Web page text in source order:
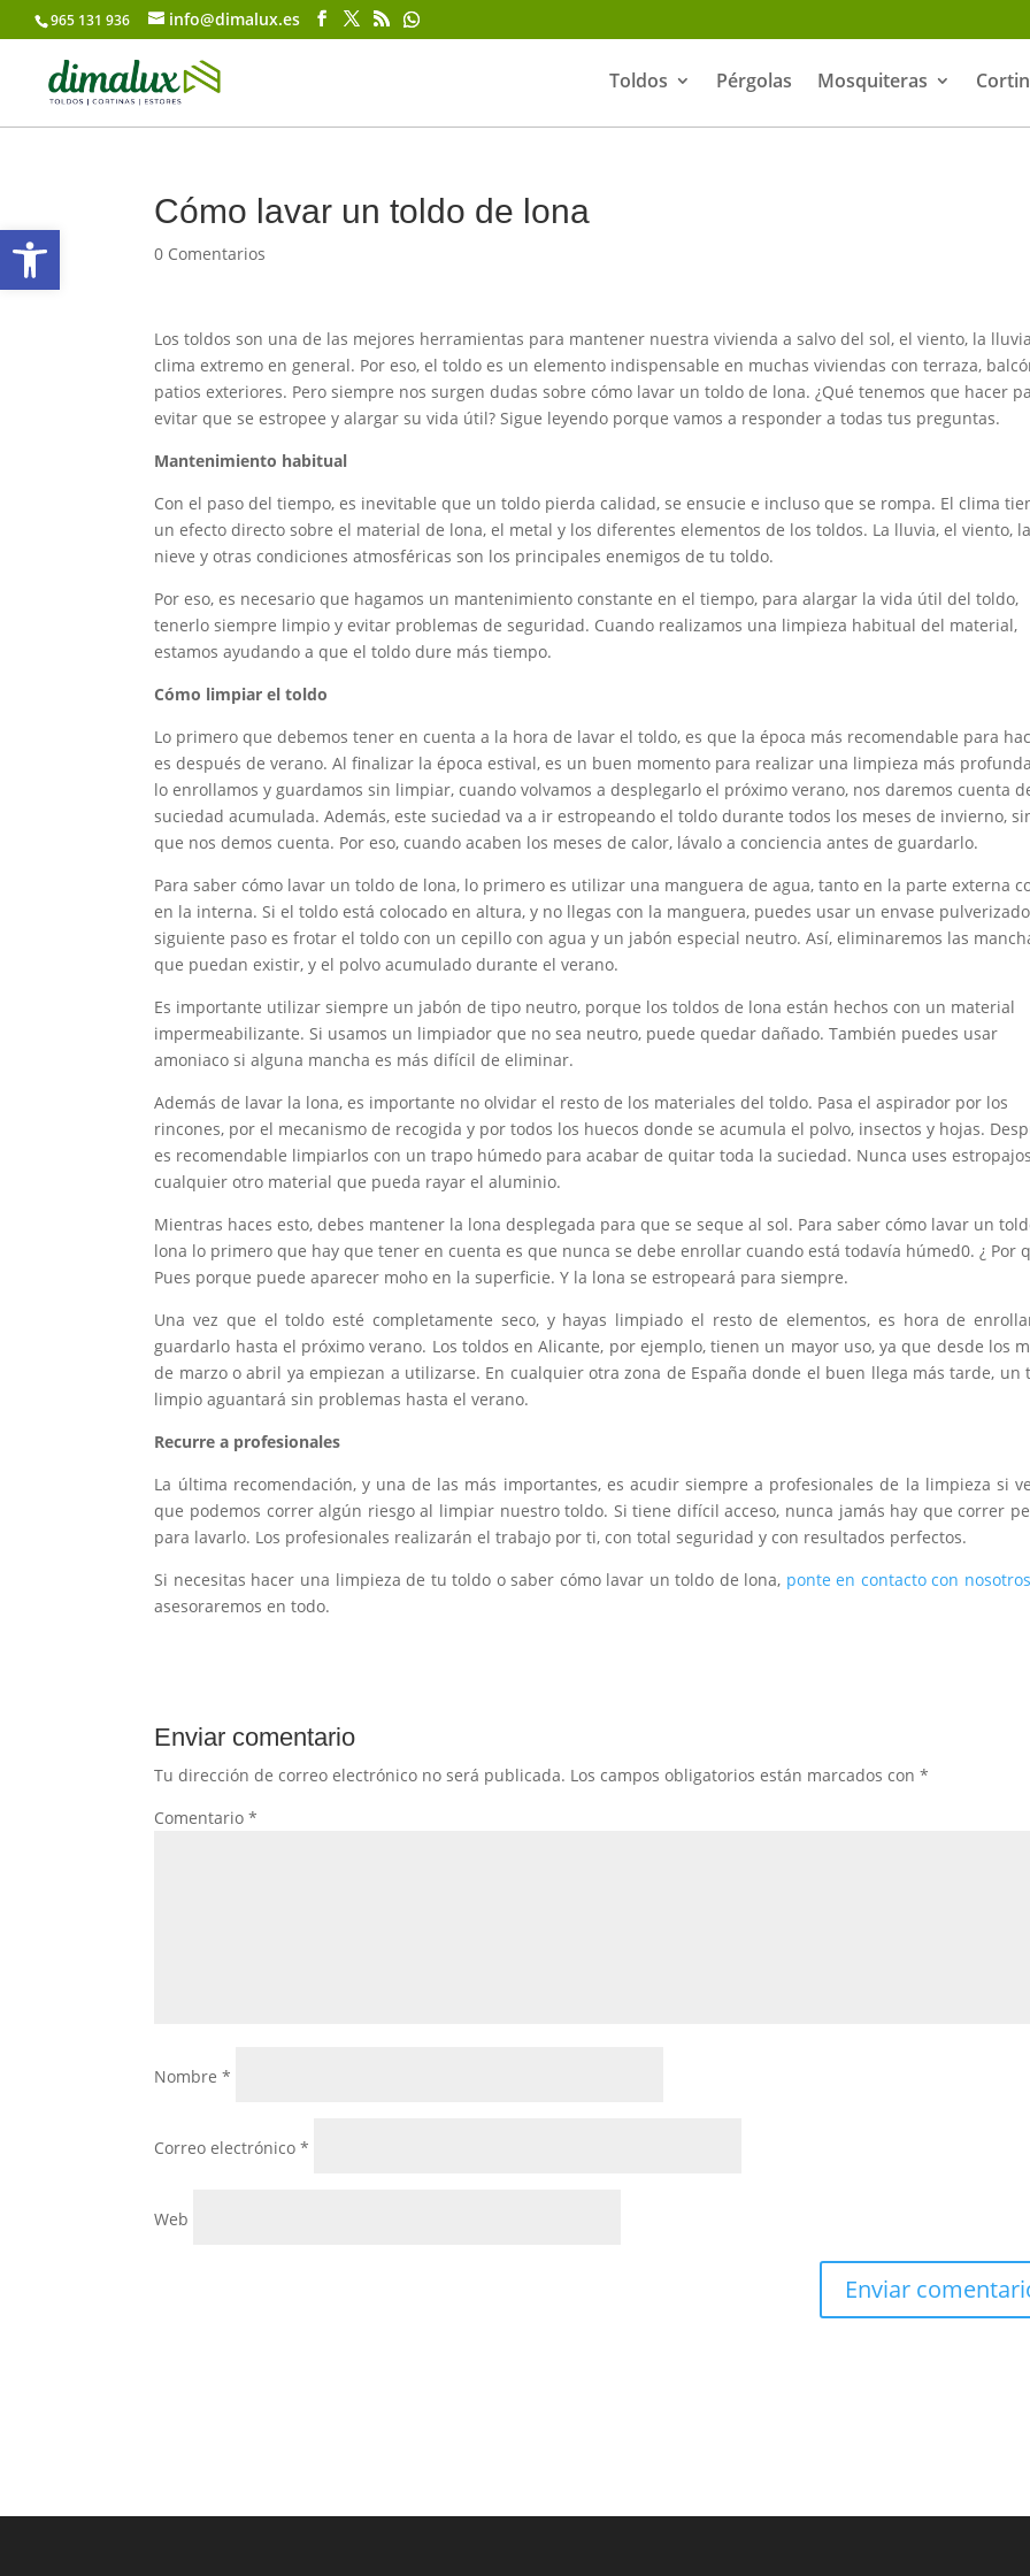
965 131 936 info@dimalux.es
Toldos Pérgolas Mosquiteras
Cómo lavar un toldo de lona
0 Comentarios
Los toldos son una de las mejores herramientas para mantener nuestra vivienda a salvo del sol, el viento, la
clima extremo en general. Por eso, el toldo es un elemento indispensable en muchas viviendas con terraza,
patios exteriores. Pero siempre nos surgen dudas sobre cómo lavar un toldo de lona. ¿Qué tenemos que hacer
evitar que se estropee y alargar su vida útil? Sigue leyendo porque vamos a responder a todas tus preguntas.
Mantenimiento habitual
Con el paso del tiempo, es inevitable que un toldo pierda calidad, se ensucie e incluso que se rompa. El clima
un efecto directo sobre el material de lona, el metal y los diferentes elementos de los toldos. La lluvia, el viento, la
nieve y otras condiciones atmosféricas son los principales enemigos de tu toldo.
Por eso, es necesario que hagamos un mantenimiento constante en el tiempo, para alargar la vida útil del toldo,
tenerlo siempre limpio y evitar problemas de seguridad. Cuando realizamos una limpieza habitual del material,
estamos ayudando a que el toldo dure más tiempo.
Cómo limpiar el toldo
Lo primero que debemos tener en cuenta a la hora de lavar el toldo, es que la época más recomendable para
es después de verano. Al finalizar la época estival, es un buen momento para realizar una limpieza más
lo enrollamos y guardamos sin limpiar, cuando volvamos a desplegarlo el próximo verano, nos daremos cuenta
suciedad acumulada. Además, este suciedad va a ir estropeando el toldo durante todos los meses de invierno,
que nos demos cuenta. Por eso, cuando acaben los meses de calor, lávalo a conciencia antes de guardarlo.
Para saber cómo lavar un toldo de lona, lo primero es utilizar una manguera de agua, tanto en la parte externa
en la interna. Si el toldo está colocado en altura, y no llegas con la manguera, puedes usar un envase
siguiente paso es frotar el toldo con un cepillo con agua y un jabón especial neutro. Así, eliminaremos las
que puedan existir, y el polvo acumulado durante el verano.
Es importante utilizar siempre un jabón de tipo neutro, porque los toldos de lona están hechos con un material
impermeabilizante. Si usamos un limpiador que no sea neutro, puede quedar dañado. También puedes usar
amoniaco si alguna mancha es más difícil de eliminar.
Además de lavar la lona, es importante no olvidar el resto de los materiales del toldo. Pasa el aspirador por los
rincones, por el mecanismo de recogida y por todos los huecos donde se acumula el polvo, insectos y hojas.
es recomendable limpiarlos con un trapo húmedo para acabar de quitar toda la suciedad. Nunca uses
cualquier otro material que pueda rayar el aluminio.
Mientras haces esto, debes mantener la lona desplegada para que se seque al sol. Para saber cómo lavar un
lona lo primero que hay que tener en cuenta es que nunca se debe enrollar cuando está todavía húmed0. ¿ Por
Pues porque puede aparecer moho en la superficie. Y la lona se estropeará para siempre.
Una vez que el toldo esté completamente seco, y hayas limpiado el resto de elementos, es hora de
guardarlo hasta el próximo verano. Los toldos en Alicante, por ejemplo, tienen un mayor uso, ya que desde los
de marzo o abril ya empiezan a utilizarse. En cualquier otra zona de España donde el buen llega más tarde, un
limpio aguantará sin problemas hasta el verano.
Recurre a profesionales
La última recomendación, y una de las más importantes, es acudir siempre a profesionales de la limpieza si
que podemos correr algún riesgo al limpiar nuestro toldo. Si tiene difícil acceso, nunca jamás hay que correr
para lavarlo. Los profesionales realizarán el trabajo por ti, con total seguridad y con resultados perfectos.
Si necesitas hacer una limpieza de tu toldo o saber cómo lavar un toldo de lona, ponte en contacto con nosotros
asesoraremos en todo.
Enviar comentario
Tu dirección de correo electrónico no será publicada. Los campos obligatorios están marcados con*
Comentario*
Nombre*
Correo electrónico*
Web
Abrir barra de herramientas